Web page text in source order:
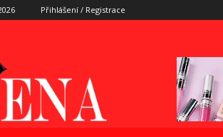
Přihlášení / Registrace